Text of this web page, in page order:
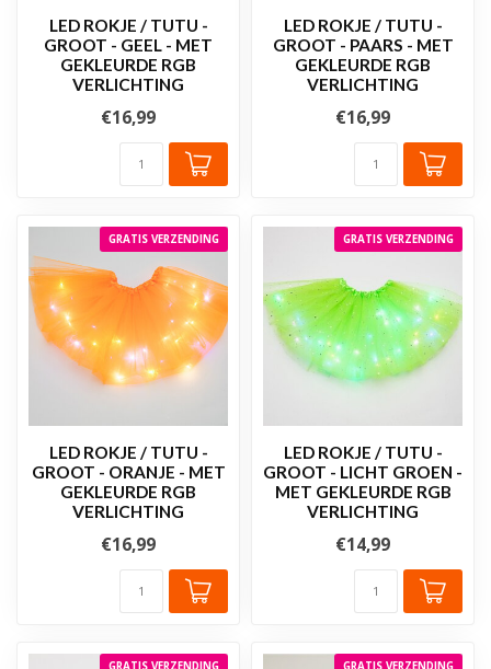
LED ROKJE / TUTU -
GROOT - GEEL - MET
GEKLEURDE RGB
VERLICHTING
€16,99
LED ROKJE / TUTU -
GROOT - PAARS - MET
GEKLEURDE RGB
VERLICHTING
€16,99
GRATIS VERZENDING
LED ROKJE / TUTU -
GROOT - ORANJE - MET
GEKLEURDE RGB
VERLICHTING
€16,99
GRATIS VERZENDING
LED ROKJE / TUTU -
GROOT - LICHT GROEN -
MET GEKLEURDE RGB
VERLICHTING
€14,99
GRATIS VERZENDING GRATIS VERZENDING